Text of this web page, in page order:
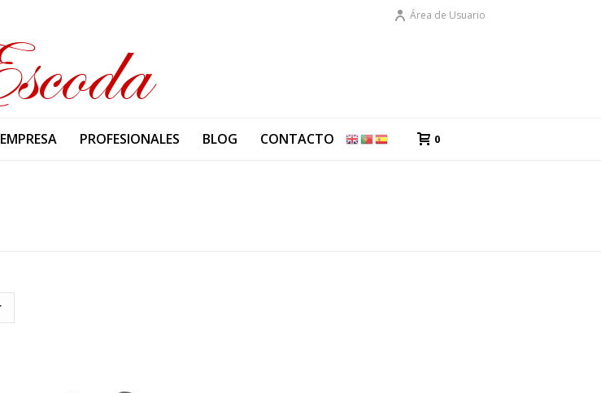
Área de Usuario
EMPRESA PROFESIONALES BLOG CONTACTO 0